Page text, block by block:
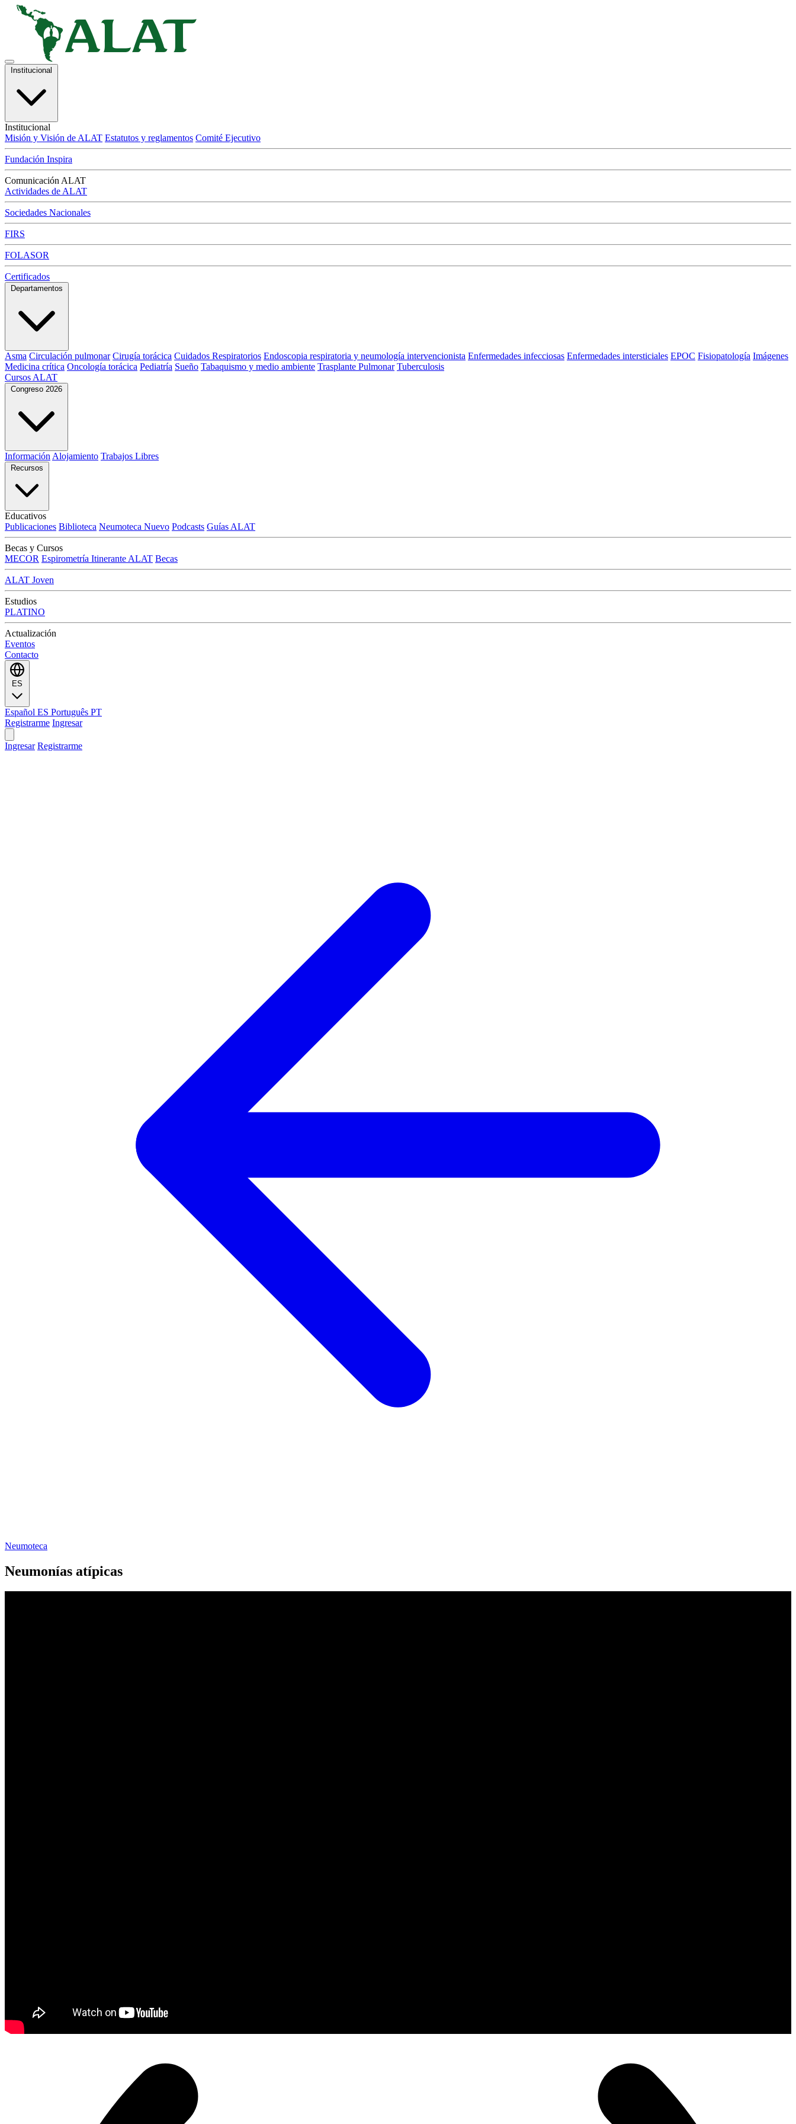
Institucional
Institucional
Misión y Visión de ALAT Estatutos y reglamentos Comité Ejecutivo
Fundación Inspira
Comunicación ALAT
Actividades de ALAT
Sociedades Nacionales
FIRS
FOLASOR
Certificados
Departamentos
Asma Circulación pulmonar Cirugía torácica Cuidados Respiratorios Endoscopia respiratoria y neumología intervencionista Enfermedades infecciosas Enfermedades intersticiales EPOC Fisiopatología Imágenes
Medicina crítica Oncología torácica Pediatría Sueño Tabaquismo y medio ambiente Trasplante Pulmonar Tuberculosis
Cursos ALAT
Congreso 2026
Información Alojamiento Trabajos Libres
Recursos
Educativos
Publicaciones Biblioteca Neumoteca Nuevo Podcasts Guías ALAT
Becas y Cursos
MECOR Espirometría Itinerante ALAT Becas
ALAT Joven
Estudios
PLATINO
Actualización
Eventos
Contacto
ES
Español ES Português PT
Registrarme Ingresar
Ingresar Registrarme
Neumoteca
Neumonías atípicas